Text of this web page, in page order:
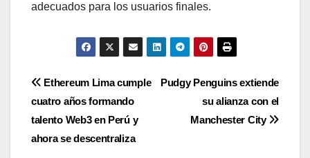
adecuados para los usuarios finales.
Navegación
de
entradas
Pudgy Penguins extiende
su alianza con el
Manchester City
Ethereum Lima cumple
cuatro años formando
talento Web3 en Perú y
ahora se descentraliza